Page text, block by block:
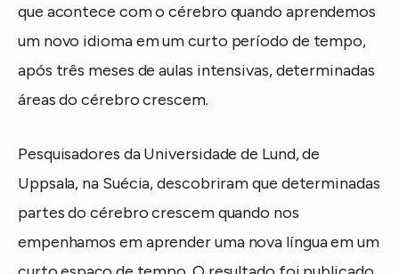
que acontece com o cérebro quando aprendemos
um novo idioma em um curto período de tempo,
após três meses de aulas intensivas, determinadas
áreas do cérebro crescem.
Pesquisadores da Universidade de Lund, de
Uppsala, na Suécia, descobriram que determinadas
partes do cérebro crescem quando nos
empenhamos em aprender uma nova língua em um